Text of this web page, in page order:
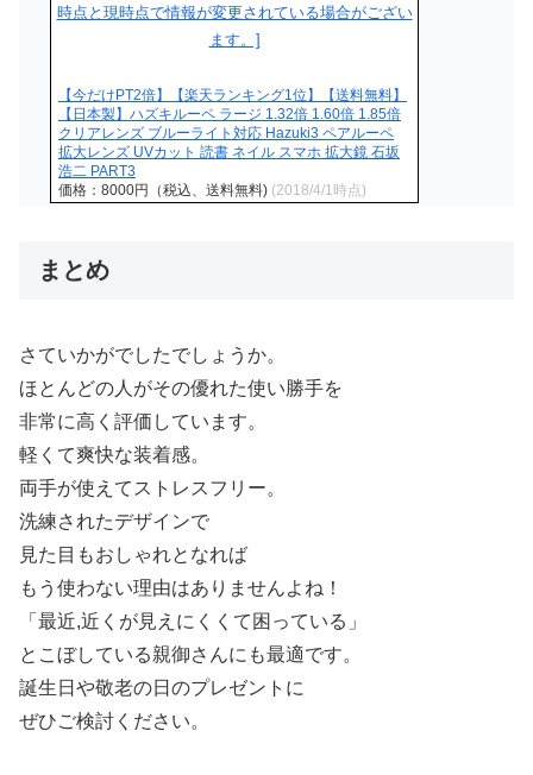
【今だけPT2倍】【楽天ランキング1位】【送料無料】
【日本製】ハズキルーペ ラージ 1.32倍 1.60倍 1.85倍
クリアレンズ ブルーライト対応 Hazuki3 ペアルーペ
拡大レンズ UVカット 読書 ネイル スマホ 拡大鏡 石坂
浩二 PART3
価格：8000円（税込、送料無料) (2018/4/1時点)
まとめ
さていかがでしたでしょうか。
ほとんどの人がその優れた使い勝手を
非常に高く評価しています。
軽くて爽快な装着感。
両手が使えてストレスフリー。
洗練されたデザインで
見た目もおしゃれとなれば
もう使わない理由はありませんよね！
「最近,近くが見えにくくて困っている」
とこぼしている親御さんにも最適です。
誕生日や敬老の日のプレゼントに
ぜひご検討ください。